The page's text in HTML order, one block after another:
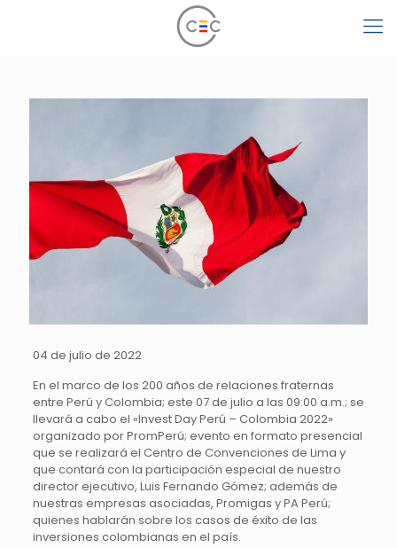
04 de julio de 2022
En el marco de los 200 años de relaciones fraternas
entre Perú y Colombia; este 07 de julio a las 09:00 a.m.; se
llevará a cabo el «Invest Day Perú – Colombia 2022»
organizado por PromPerú; evento en formato presencial
que se realizará el Centro de Convenciones de Lima y
que contará con la participación especial de nuestro
director ejecutivo, Luis Fernando Gómez; además de
nuestras empresas asociadas, Promigas y PA Perú;
quienes hablarán sobre los casos de éxito de las
inversiones colombianas en el país.